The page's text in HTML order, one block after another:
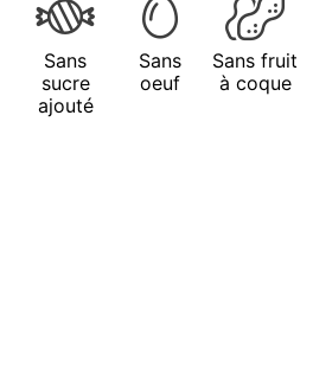
Sans
sucre
ajouté
Sans
oeuf
Sans fruit
à coque